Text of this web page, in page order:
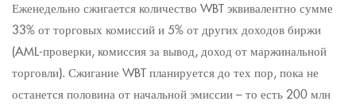
Еженедельно сжигается количество WBT эквивалентно сумме
33% от торговых комиссий и 5% от других доходов биржи
(AML-проверки, комиссия за вывод, доход от маржинальной
торговли). Сжигание WBT планируется до тех пор, пока не
останется половина от начальной эмиссии – то есть 200 млн